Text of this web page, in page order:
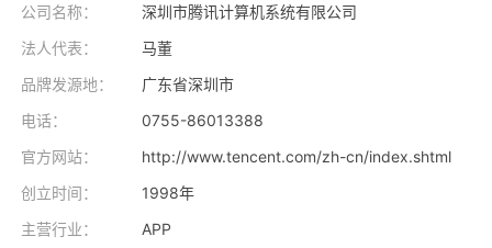
公司名称：
深圳市腾讯计算机系统有限公司
法人代表：
马董
品牌发源地：
广东省深圳市
电话：
0755-86013388
官方网站：
http://www.tencent.com/zh-cn/index.shtml
创立时间：
1998年
主营行业：
APP